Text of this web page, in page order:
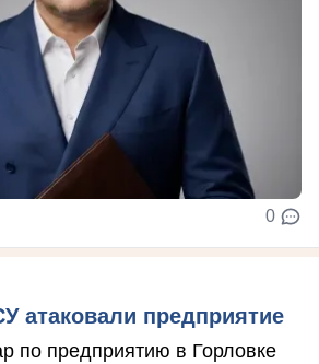
0
атаковали предприятие
по предприятию в Горловке